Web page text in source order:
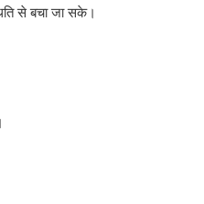
से बचा जा सके।